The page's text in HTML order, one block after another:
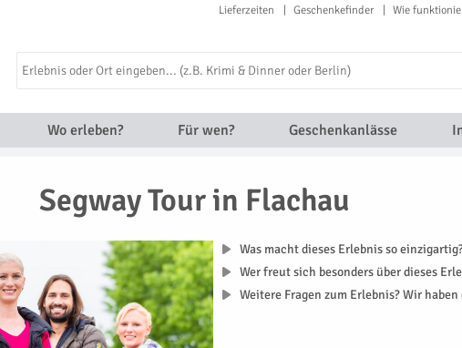
Lieferzeiten Geschenkefinder Wie
Wo erleben? Für wen? Geschenkanlässe
Segway Tour in Flachau
Was macht dieses Erlebnis so
Wer freut sich besonders über dieses
Weitere Fragen zum Erlebnis? Wir